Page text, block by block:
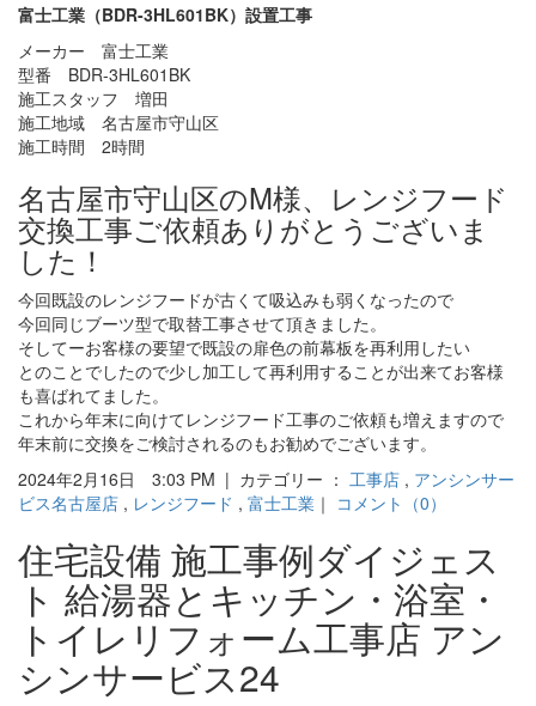
富士工業（BDR-3HL601BK）設置工事
メーカー 富士工業
型番 BDR-3HL601BK
施工スタッフ 増田
施工地域 名古屋市守山区
施工時間 2時間
名古屋市守山区のM様、レンジフード
交換工事ご依頼ありがとうございま
した！
今回既設のレンジフードが古くて吸込みも弱くなったので
今回同じブーツ型で取替工事させて頂きました。
そしてーお客様の要望で既設の扉色の前幕板を再利用したい
とのことでしたので少し加工して再利用することが出来てお客様
も喜ばれてました。
これから年末に向けてレンジフード工事のご依頼も増えますので
年末前に交換をご検討されるのもお勧めでございます。
2024年2月16日 3:03 PM | カテゴリー ： 工事店 , アンシンサー
ビス名古屋店 , レンジフード , 富士工業 ｜ コメント（0）
住宅設備 施工事例ダイジェス
ト 給湯器とキッチン・浴室・
トイレリフォーム工事店 アン
シンサービス24